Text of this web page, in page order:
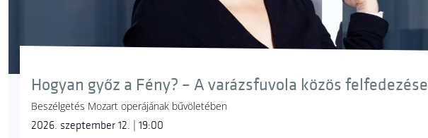
Hogyan győz a Fény? – A varázsfuvola közös felfedezése
Beszélgetés Mozart operájának bűvöletében
2026. szeptember 12. | 19:00